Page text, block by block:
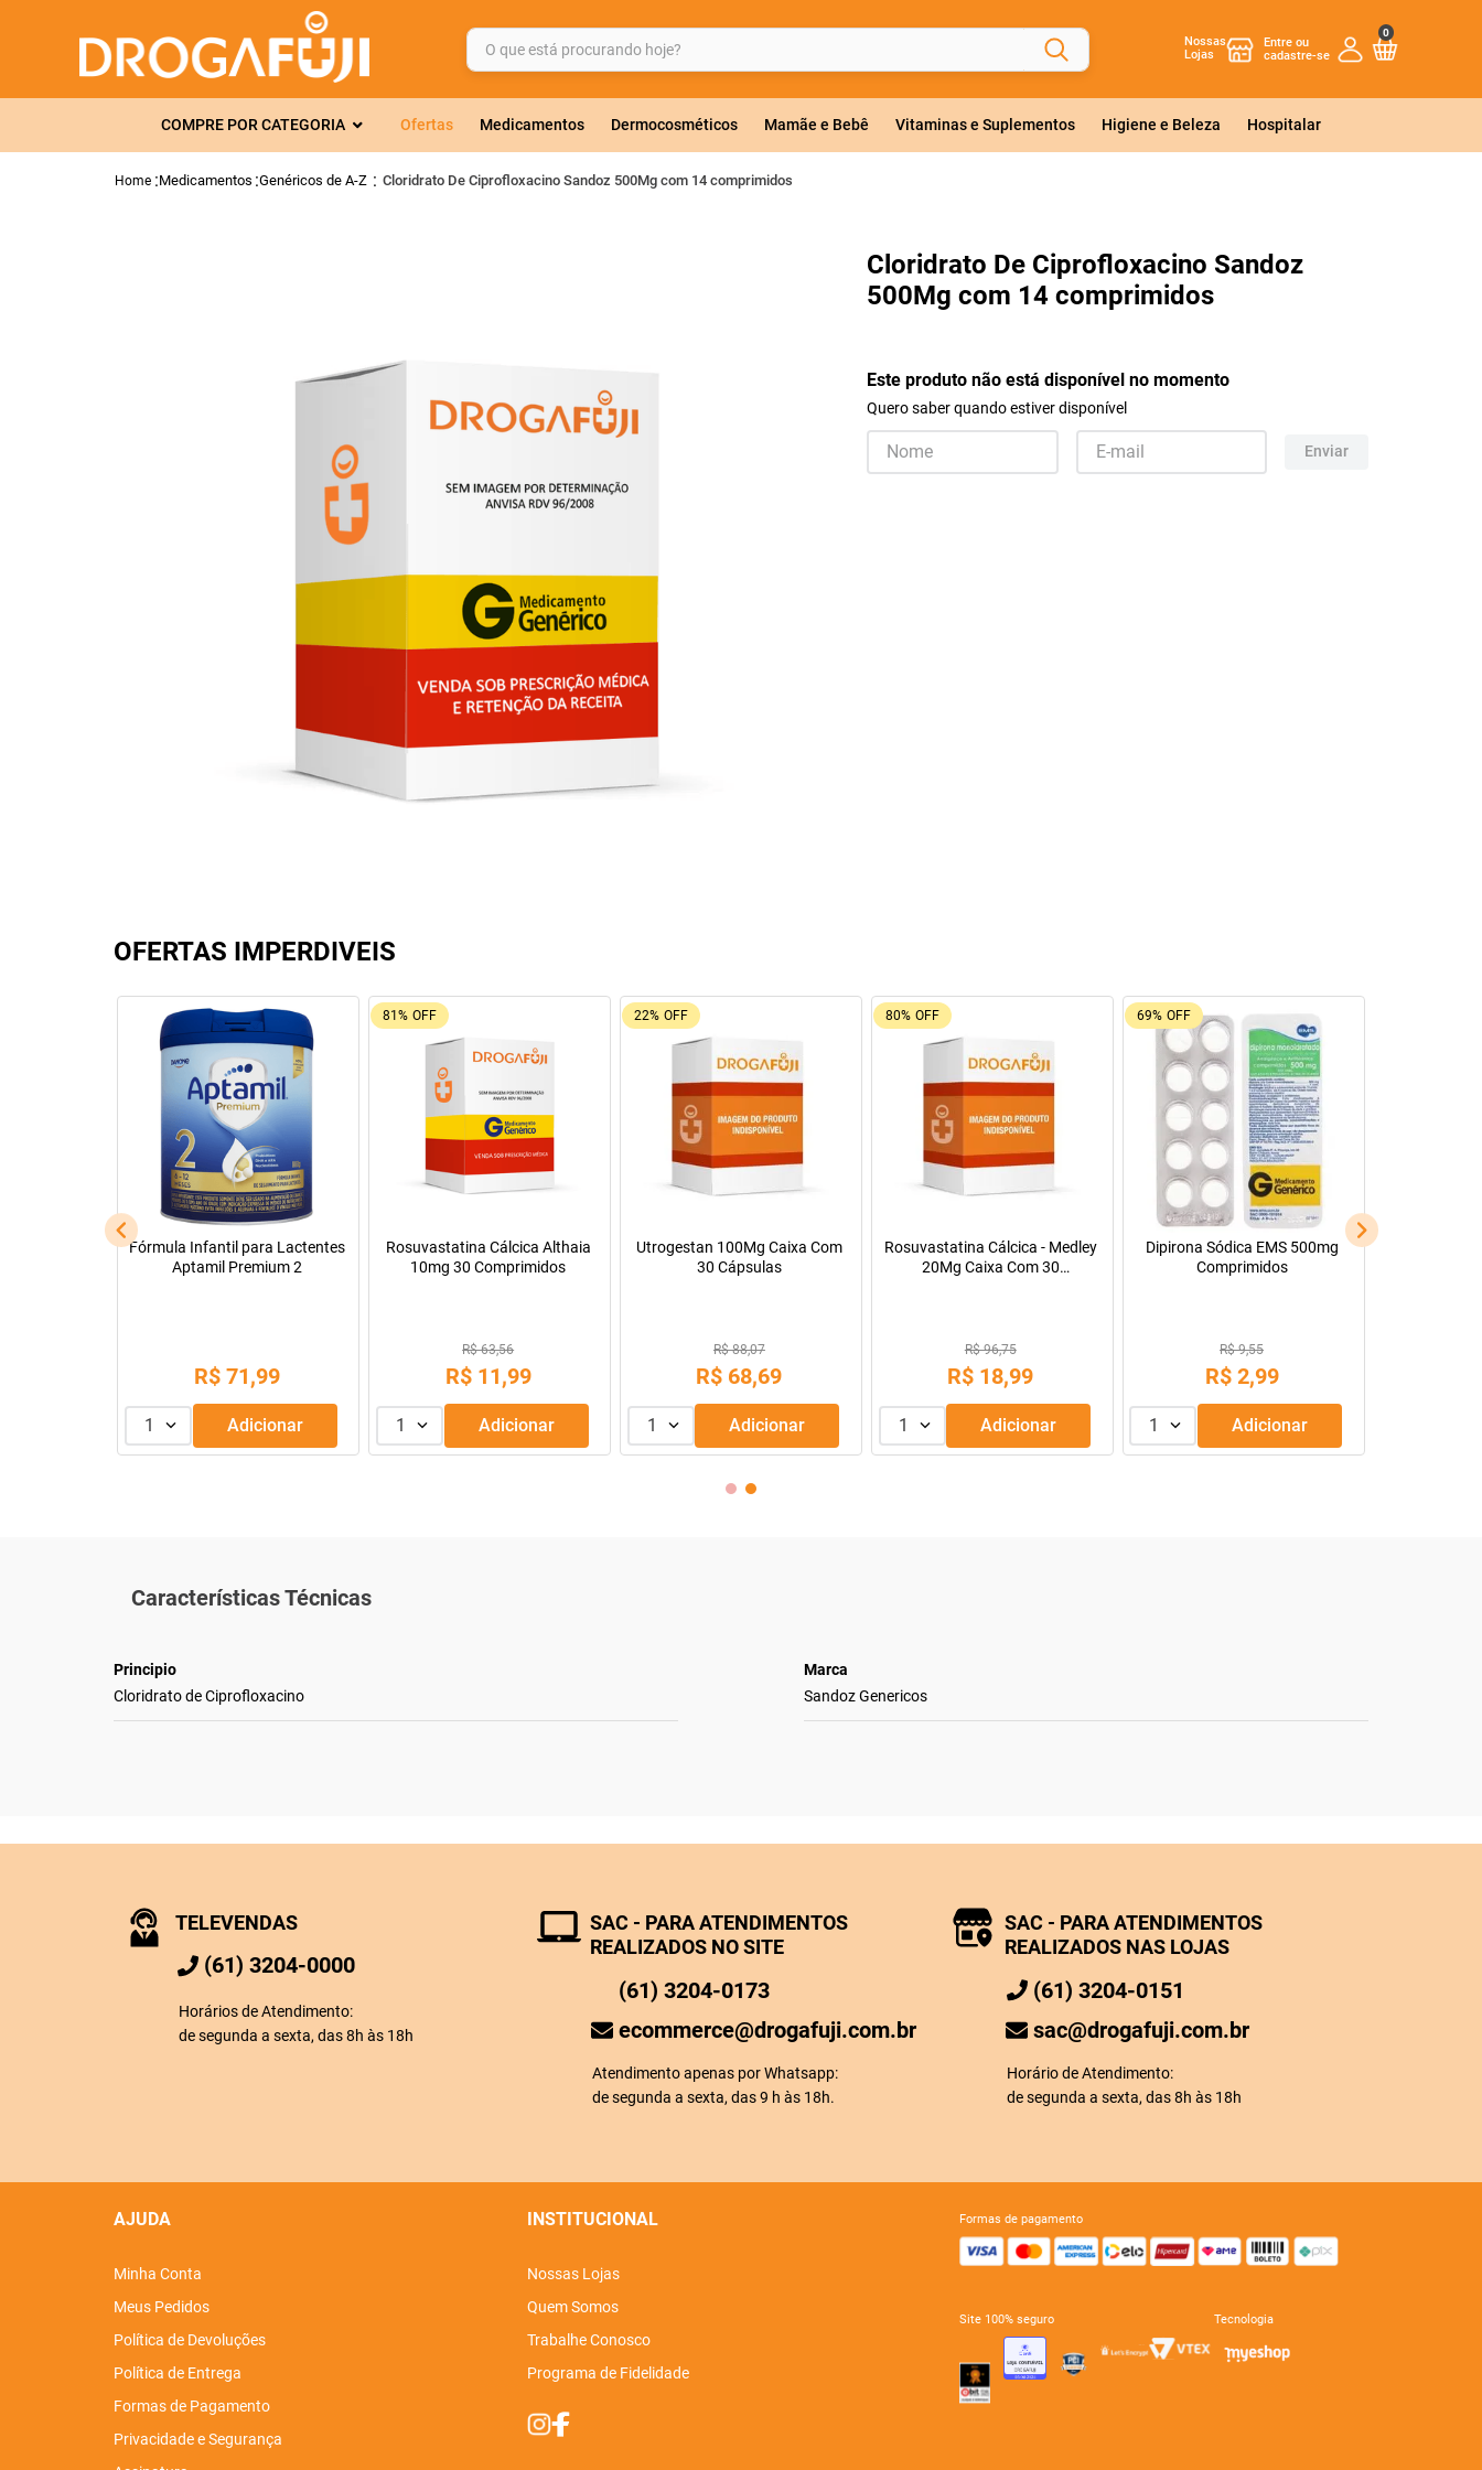
O que está procurando hoje?
Nossas
Lojas
0
COMPRE POR CATEGORIA Ofertas Medicamentos Dermocosméticos Mamãe e Bebê Vitaminas e Suplementos Higiene e Beleza Hospitalar
Medicamentos Genéricos de A-Z Cloridrato De Ciprofloxacino Sandoz 500Mg com 14 comprimidos
Cloridrato De Ciprofloxacino Sandoz
500Mg com 14 comprimidos
Este produto não está disponível no momento
Quero saber quando estiver disponível
Enviar
OFERTAS IMPERDIVEIS
Fórmula Infantil para Lactentes
Aptamil Premium 2
R$ 71,99
1 Adicionar
81% OFF
Rosuvastatina Cálcica Althaia
10mg 30 Comprimidos
R$ 63,56
R$ 11,99
1 Adicionar
22% OFF
Utrogestan 100Mg Caixa Com
30 Cápsulas
R$ 88,07
R$ 68,69
1 Adicionar
80% OFF
Rosuvastatina Cálcica - Medley
20Mg Caixa Com 30
R$ 96,75
R$ 18,99
1 Adicionar
69% OFF
Dipirona Sódica EMS 500mg
Comprimidos
R$ 9,55
R$ 2,99
1 Adicionar
Características Técnicas
Principio
Cloridrato de Ciprofloxacino
Marca
Sandoz Genericos
TELEVENDAS
(61) 3204-0000
Horários de Atendimento:
de segunda a sexta, das 8h às 18h
SAC - PARA ATENDIMENTOS
REALIZADOS NO SITE
(61) 3204-0173
ecommerce@drogafuji.com.br
Atendimento apenas por Whatsapp:
de segunda a sexta, das 9 h às 18h.
SAC - PARA ATENDIMENTOS
REALIZADOS NAS LOJAS
(61) 3204-0151
sac@drogafuji.com.br
Horário de Atendimento:
de segunda a sexta, das 8h às 18h
AJUDA
Minha Conta
Meus Pedidos
Política de Devoluções
Política de Entrega
Formas de Pagamento
Privacidade e Segurança
INSTITUCIONAL
Nossas Lojas
Quem Somos
Trabalhe Conosco
Programa de Fidelidade
formas de pagamento
site 100% seguro tecnologia
TERMOS MAIS BUSCADOS
2 º
gelmax
7º
tadalafila
fraldas geriátricas